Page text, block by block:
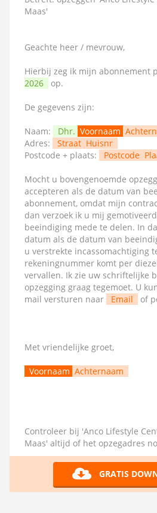
Maas'
Geachte heer / mevrouw,
Hierbij zeg ik mijn abonnement
2026
op.
De gegevens zijn:
Naam: Dhr. Voornaam
Adres:
Straat Huisnr
Postcode + plaats:
Postcode
Mocht u bovengenoemde
accepteren als de datum van
abonnement, omdat mijn
dan verzoek ik u mij
beeindiging mede te delen. In
datum als de datum van
u verstrekte incassomachtiging
rekeningnummer komt per
vervallen. Ik zie uw schriftelijke
opzegging graag tegemoet. U
mail versturen naar
Email of
Met vriendelijke groet,
Voornaam Achternaam
Controleer bij 'Anco Lifestyle
Maas' altijd of het opzegadres
GRATIS